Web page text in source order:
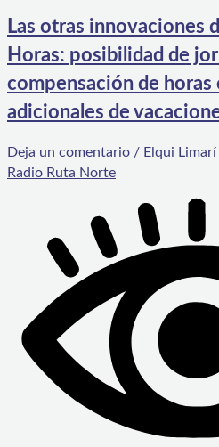
Las otras innovaciones
Horas: posibilidad de
compensación de horas
adicionales de
Deja un comentario / Elqui
Radio Ruta Norte